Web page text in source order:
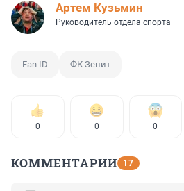
Артем Кузьмин
Руководитель отдела спорта
Fan ID ФК Зенит
0 0 0
КОММЕНТАРИИ 17